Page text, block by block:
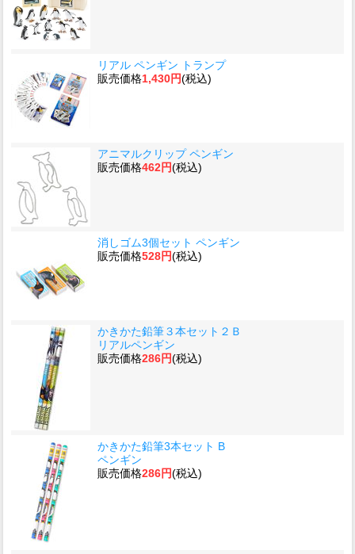
リアル ペンギン トランプ
販売価格1,430円(税込)
アニマルクリップ ペンギン
販売価格462円(税込)
消しゴム3個セット ペンギン
販売価格528円(税込)
かきかた鉛筆３本セット２Ｂ
リアルペンギン
販売価格286円(税込)
かきかた鉛筆3本セット B
ペンギン
販売価格286円(税込)